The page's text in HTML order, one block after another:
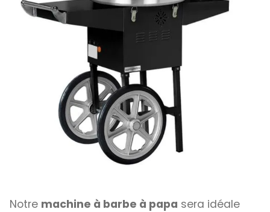
Notre machine à barbe à papa sera idéale